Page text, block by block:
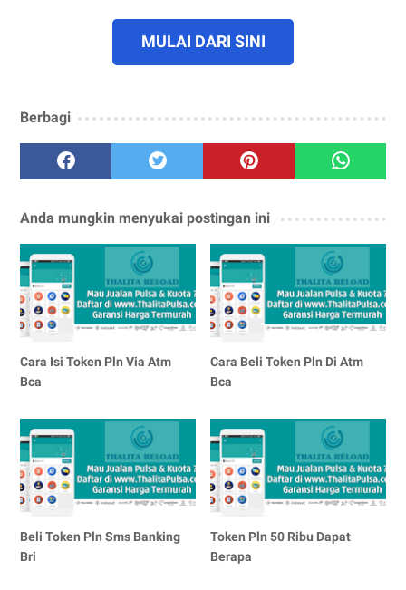
MULAI DARI SINI
Berbagi
Anda mungkin menyukai postingan ini
Cara Isi Token Pln Via Atm
Bca
Cara Beli Token Pln Di Atm
Bca
Beli Token Pln Sms Banking
Bri
Token Pln 50 Ribu Dapat
Berapa